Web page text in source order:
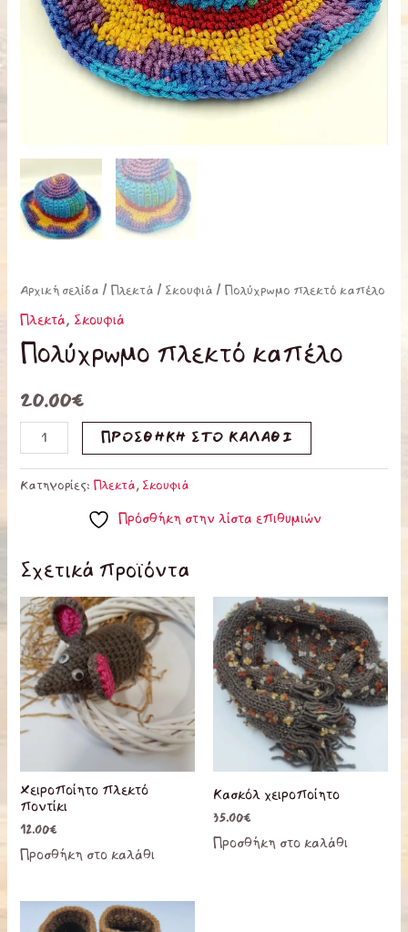
Αρχική σελίδα / Πλεκτά / Σκουφιά / Πολύχρωμο πλεκτό καπέλο
Πλεκτά, Σκουφιά
Πολύχρωμο πλεκτό καπέλο
20.00€
ΠΡΟΣΘΉΚΗ ΣΤΟ ΚΑΛΆΘΙ
Κατηγορίες: Πλεκτά,Σκουφιά
Πρόσθήκη στην λίστα επιθυμιών
Σχετικά προϊόντα
Χειροποίητο πλεκτό
ποντίκι
12.00€
Προσθήκη στο καλάθι
Κασκόλ χειροποίητο
35.00€
Προσθήκη στο καλάθι